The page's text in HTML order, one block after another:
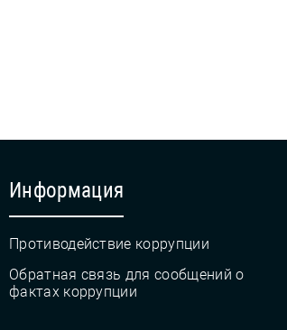
Информация
Противодействие коррупции
Обратная связь для сообщений о
фактах коррупции